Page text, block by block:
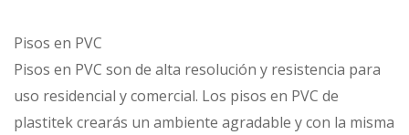
Pisos en PVC
Pisos en PVC son de alta resolución y resistencia para
uso residencial y comercial. Los pisos en PVC de
plastitek crearás un ambiente agradable y con la misma